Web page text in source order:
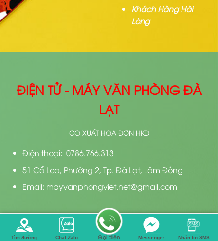
Khách Hàng Hài
Lòng
ĐIỆN TỬ - MÁY VĂN PHÒNG ĐÀ
LẠT
CÓ XUẤT HÓA ĐƠN HKD
Điện thoại: 0786.766.313
51 Cổ Loa, Phường 2, Tp. Đà Lạt, Lâm Đồng
Email: mayvanphongviet.net@gmail.com
Bản quyền 2026 © Thiết kế bởi Điện Tử Đà Lạt
Tìm đường Chat Zalo Gọi điện Messenger Nhắn tin SMS